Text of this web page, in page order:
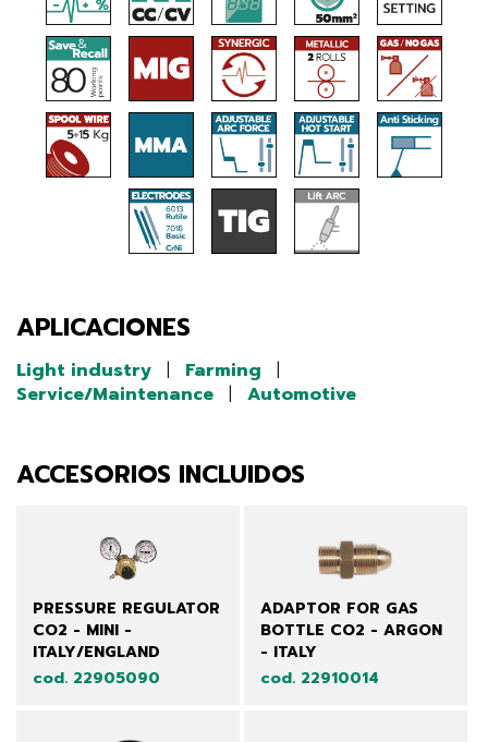
APLICACIONES
Light industry | Farming
|
Service/Maintenance | Automotive
ACCESORIOS INCLUIDOS
PRESSURE REGULATOR
CO2 - MINI -
ITALY/ENGLAND
cod. 22905090
ADAPTOR FOR GAS
BOTTLE CO2 - ARGON
- ITALY
cod. 22910014